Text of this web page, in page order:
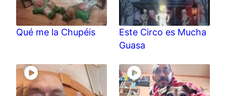
Qué me la Chupéis
Este Circo es Mucha
Guasa